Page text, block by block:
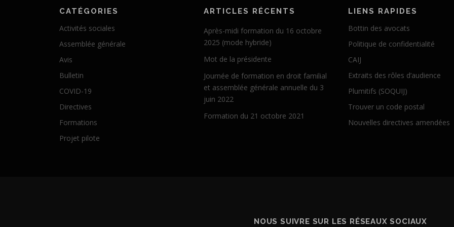
CATÉGORIES
Activités sociales
Assemblée générale
Avis
Bulletin
COVID-19
Directives
Formations
Projet pilote
ARTICLES RÉCENTS
Après-midi formation du 16 octobre
2025 (mode hybride)
Mot de la présidente
Journée de formation en droit familial
et assemblée générale annuelle du 3
juin 2022
Formation du 21 octobre 2021
LIENS RAPIDES
Bottin des avocats
Politique de confidentialité
CAIJ
Extraits des rôles d’audience
Plumitifs (SOQUIJ)
Trouver un code postal
Nouvelles directives amendées
NOUS SUIVRE SUR LES RÉSEAUX SOCIAUX